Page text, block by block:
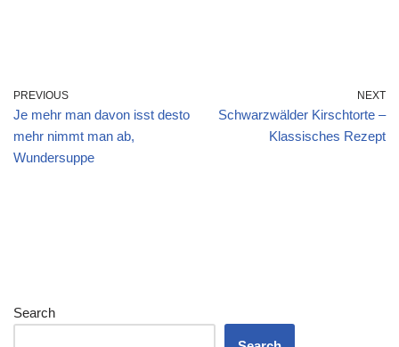
PREVIOUS
Je mehr man davon isst desto
mehr nimmt man ab,
Wundersuppe
NEXT
Schwarzwälder Kirschtorte –
Klassisches Rezept
Search